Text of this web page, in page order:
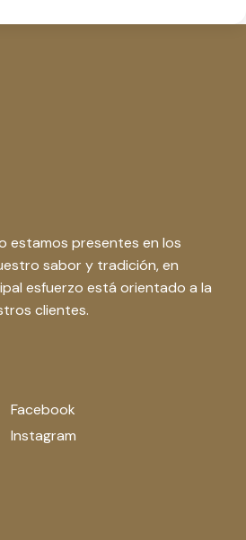
estamos presentes en los
sabor y tradición, en
esfuerzo está orientado a la
clientes.
Facebook
Instagram